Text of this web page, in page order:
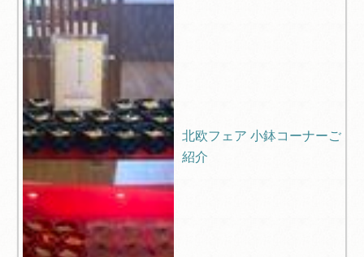
北欧フェア 小鉢コーナーご
紹介